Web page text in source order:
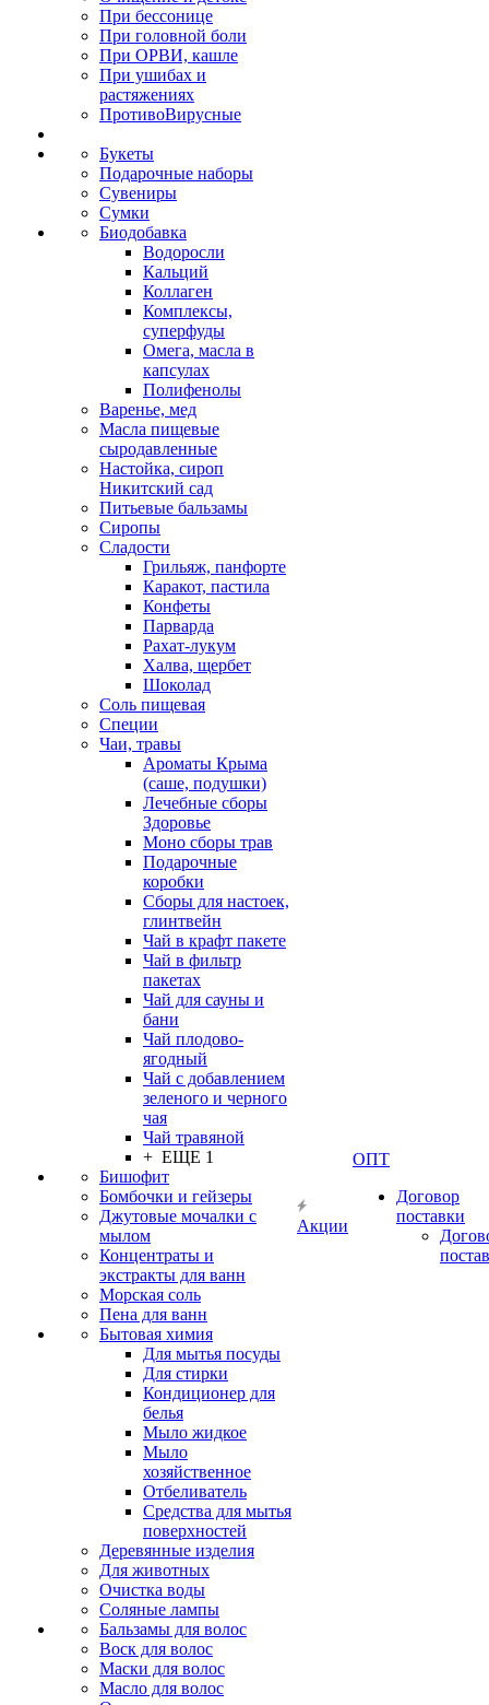
При бессонице
При головной боли
При ОРВИ, кашле
При ушибах и
растяжениях
ПротивоВирусные
Букеты
Подарочные наборы
Сувениры
Сумки
Биодобавка
Водоросли
Кальций
Коллаген
Комплексы,
суперфуды
Омега, масла в
капсулах
Полифенолы
Варенье, мед
Масла пищевые
сыродавленные
Настойка, сироп
Никитский сад
Питьевые бальзамы
Сиропы
Сладости
Грильяж, панфорте
Каракот, пастила
Конфеты
Парварда
Рахат-лукум
Халва, щербет
Шоколад
Соль пищевая
Специи
Чаи, травы
Ароматы Крыма
(саше, подушки)
Лечебные сборы
Здоровье
Моно сборы трав
Подарочные
коробки
Сборы для настоек,
глинтвейн
Чай в крафт пакете
Чай в фильтр
пакетах
Чай для сауны и
бани
Чай плодово-
ягодный
Чай с добавлением
зеленого и черного
чая
Чай травяной
+ ЕЩЕ 1
Бишофит
Бомбочки и гейзеры
Джутовые мочалки с
мылом
Концентраты и
экстракты для ванн
Морская соль
Пена для ванн
Бытовая химия
Для мытья посуды
Для стирки
Кондиционер для
белья
Мыло жидкое
Мыло
хозяйственное
Отбеливатель
Средства для мытья
поверхностей
Деревянные изделия
Для животных
Очистка воды
Соляные лампы
Бальзамы для волос
Воск для волос
Маски для волос
Масло для волос
Акции
ОПТ
Договор
поставки